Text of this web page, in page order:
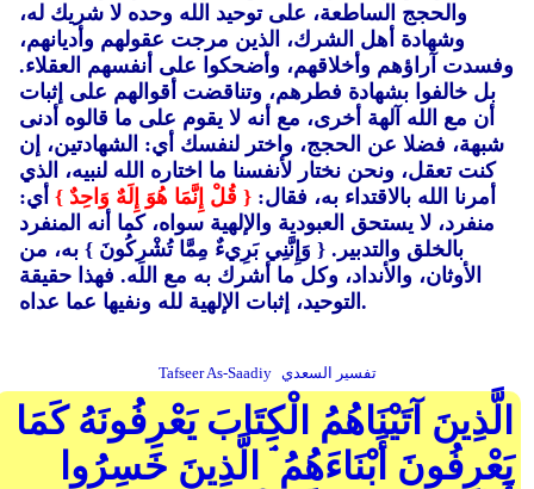
والحجج الساطعة، على توحيد الله وحده لا شريك له،
وشهادة أهل الشرك، الذين مرجت عقولهم وأديانهم،
وفسدت آراؤهم وأخلاقهم، وأضحكوا على أنفسهم العقلاء.
بل خالفوا بشهادة فطرهم، وتناقضت أقوالهم على إثبات
أن مع الله آلهة أخرى، مع أنه لا يقوم على ما قالوه أدنى
شبهة، فضلا عن الحجج، واختر لنفسك أي: الشهادتين، إن
كنت تعقل، ونحن نختار لأنفسنا ما اختاره الله لنبيه، الذي
أمرنا الله بالاقتداء به، فقال: { قُلْ إِنَّمَا هُوَ إِلَهٌ وَاحِدٌ } أي:
منفرد، لا يستحق العبودية والإلهية سواه، كما أنه المنفرد
بالخلق والتدبير. { وَإِنَّنِي بَرِيءٌ مِمَّا تُشْرِكُونَ } به، من
الأوثان، والأنداد، وكل ما أشرك به مع الله. فهذا حقيقة
التوحيد، إثبات الإلهية لله ونفيها عما عداه.
Tafseer As-Saadiy تفسير السعدي
الَّذِينَ آتَيْنَاهُمُ الْكِتَابَ يَعْرِفُونَهُ كَمَا
يَعْرِفُونَ أَبْنَاءَهُمُ ۘ الَّذِينَ خَسِرُوا